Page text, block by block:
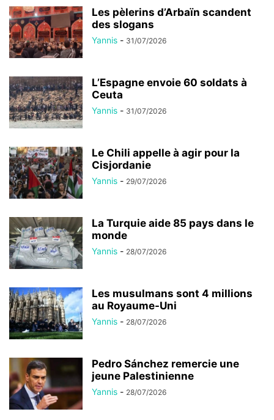
Les pèlerins d’Arbaïn scandent
des slogans
Yannis - 31/07/2026
L’Espagne envoie 60 soldats à
Ceuta
Yannis - 31/07/2026
Le Chili appelle à agir pour la
Cisjordanie
Yannis - 29/07/2026
La Turquie aide 85 pays dans le
monde
Yannis - 28/07/2026
Les musulmans sont 4 millions
au Royaume-Uni
Yannis - 28/07/2026
Pedro Sánchez remercie une
jeune Palestinienne
Yannis - 28/07/2026